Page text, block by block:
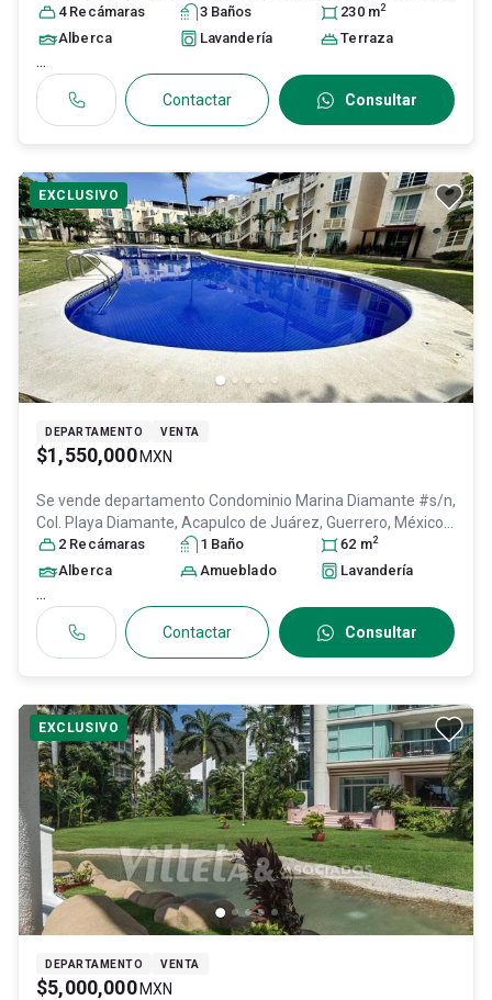
ID:20074678
4 Recámaras 3 Baños 230 m2
Alberca Lavandería Terraza
...
Contactar Consultar
EXCLUSIVO
DEPARTAMENTO VENTA
$1,550,000 MXN
Se vende departamento Condominio Marina Diamante #s/n,
Col. Playa Diamante, Acapulco de Juárez, Guerrero, México
C.P. 39897, ID:30585009
2 Recámaras 1 Baño 62 m2
Alberca Amueblado Lavandería
...
Contactar Consultar
EXCLUSIVO
DEPARTAMENTO VENTA
$5,000,000 MXN